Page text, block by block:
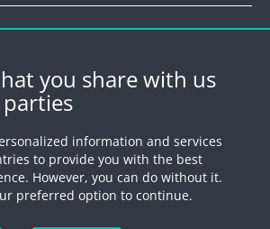
Platform
you share with us
information and services
to provide you with the best
However, you can do without it.
preferred option to continue.